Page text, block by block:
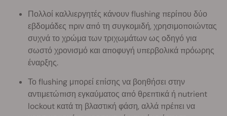
Πολλοί καλλιεργητές κάνουν flushing περίπου δύο
εβδομάδες πριν από τη συγκομιδή, χρησιμοποιώντας
συχνά το χρώμα των τριχωμάτων ως οδηγό για
σωστό χρονισμό και αποφυγή υπερβολικά πρόωρης
έναρξης.
Το flushing μπορεί επίσης να βοηθήσει στην
αντιμετώπιση εγκαύματος από θρεπτικά ή nutrient
lockout κατά τη βλαστική φάση, αλλά πρέπει να